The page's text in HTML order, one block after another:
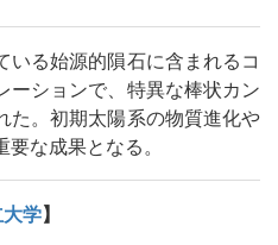
いる始源的隕石に含まれるコ
ーションで、特異な棒状カン
た。初期太陽系の物質進化や
な成果となる。
学】